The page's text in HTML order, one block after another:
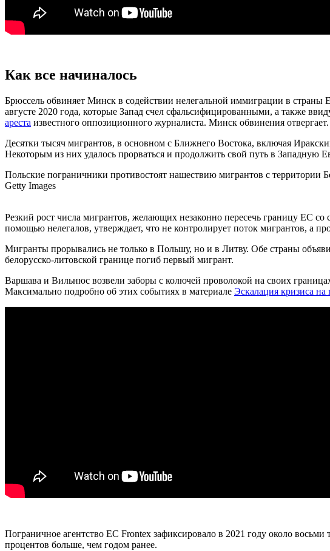
Как все начиналось
Брюссель обвиняет Минск в содействии нелегальной иммиграции в
августе 2020 года, которые Запад счел сфальсифицированными, а также
ареста известного оппозиционного журналиста. Минск обвинения отвергает.
Десятки тысяч мигрантов, в основном с Ближнего Востока, включая
Некоторым из них удалось прорваться и продолжить свой путь в Западную
Польские пограничники противостоят нашествию мигрантов с территории
Getty Images
Резкий рост числа мигрантов, желающих незаконно пересечь границу ЕС
помощью нелегалов, утверждает, что не контролирует поток мигрантов, а
Мигранты прорывались не только в Польшу, но и в Литву. Обе страны
белорусско-литовской границе погиб первый мигрант.
Варшава и Вильнюс возвели заборы с колючей проволокой на своих
Максимально подробно об этих событиях в материале Эскалация кризиса
Пограничное агентство ЕС Frontex зафиксировало в 2021 году около
процентов больше, чем годом ранее.